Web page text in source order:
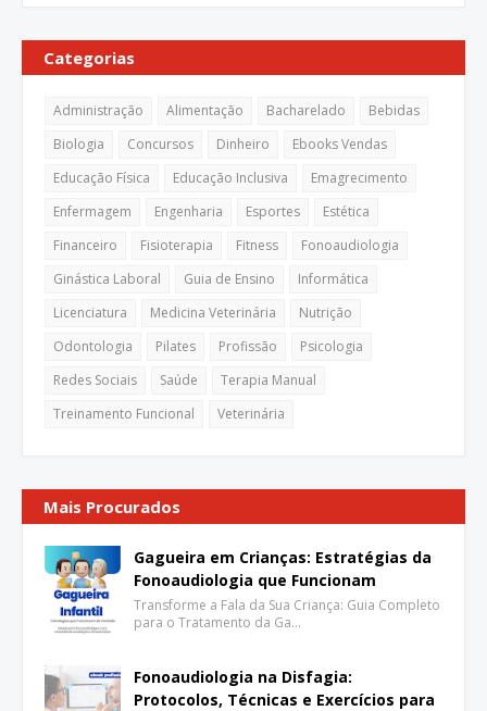
Categorias
Administração Alimentação Bacharelado
Bebidas
Biologia
Concursos Dinheiro
Ebooks Vendas
Educação Física
Educação Inclusiva
Emagrecimento
Enfermagem
Engenharia Esportes
Estética
Financeiro
Fisioterapia Fitness
Fonoaudiologia
Ginástica Laboral
Guia de Ensino
Informática
Licenciatura
Medicina Veterinária
Nutrição
Odontologia
Pilates Profissão
Psicologia
Redes Sociais
Saúde
Terapia Manual
Treinamento Funcional
Veterinária
Mais Procurados
Gagueira em Crianças: Estratégias da
Fonoaudiologia que Funcionam
Transforme a Fala da Sua Criança: Guia Completo
para o Tratamento da Ga…
Fonoaudiologia na Disfagia:
Protocolos, Técnicas e Exercícios para